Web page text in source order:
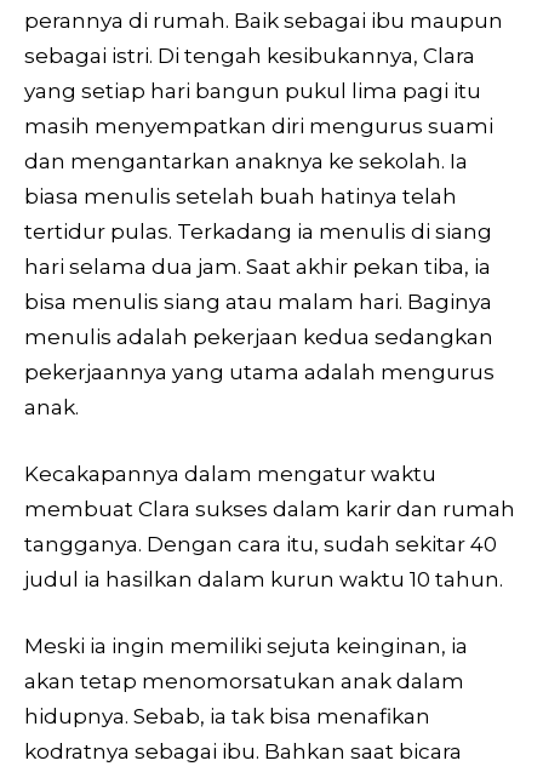
perannya di rumah. Baik sebagai ibu maupun
sebagai istri. Di tengah kesibukannya, Clara
yang setiap hari bangun pukul lima pagi itu
masih menyempatkan diri mengurus suami
dan mengantarkan anaknya ke sekolah. Ia
biasa menulis setelah buah hatinya telah
tertidur pulas. Terkadang ia menulis di siang
hari selama dua jam. Saat akhir pekan tiba, ia
bisa menulis siang atau malam hari. Baginya
menulis adalah pekerjaan kedua sedangkan
pekerjaannya yang utama adalah mengurus
anak.
Kecakapannya dalam mengatur waktu
membuat Clara sukses dalam karir dan rumah
tangganya. Dengan cara itu, sudah sekitar 40
judul ia hasilkan dalam kurun waktu 10 tahun.
Meski ia ingin memiliki sejuta keinginan, ia
akan tetap menomorsatukan anak dalam
hidupnya. Sebab, ia tak bisa menafikan
kodratnya sebagai ibu. Bahkan saat bicara